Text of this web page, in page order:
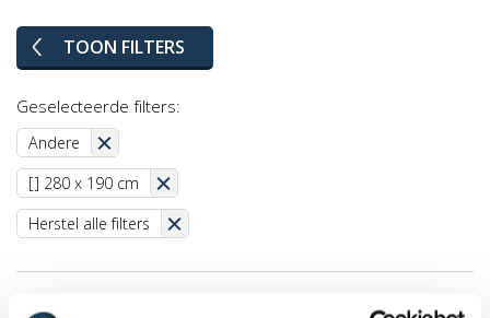
TOON FILTERS
Geselecteerde filters:
Andere
[] 280 x 190 cm
Herstel alle filters